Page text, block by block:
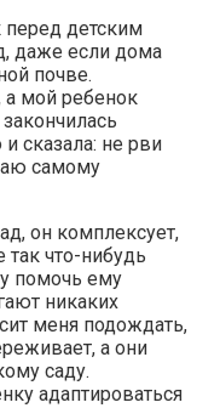
перед детским
даже если дома
почве.
а мой ребенок
сказала: не рви
самому
он комплексует,
так что-нибудь
помочь ему
никаких
меня подождать,
а они
саду.
адаптироваться